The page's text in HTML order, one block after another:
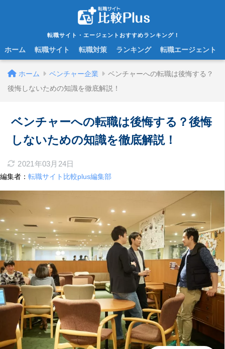
転職サイト・エージェントおすすめランキング！
ホーム 転職サイト 転職対策 ランキング 転職エージェント
ホーム ベンチャー企業
ベンチャーへの転職は後悔する？
後悔しないための知識を徹底解説！
ベンチャーへの転職は後悔する？後悔
しないための知識を徹底解説！
2021年03月24日
編集者： 転職サイト比較plus編集部